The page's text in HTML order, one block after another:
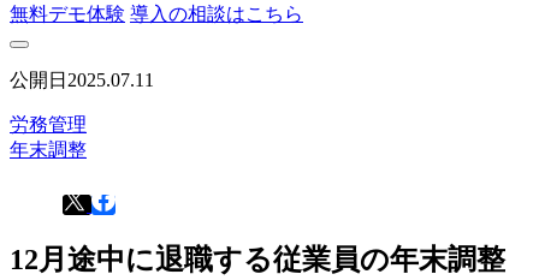
無料デモ体験 導入の相談はこちら
公開日 2025.07.11
労務管理
年末調整
12月途中に退職する従業員の年末調整